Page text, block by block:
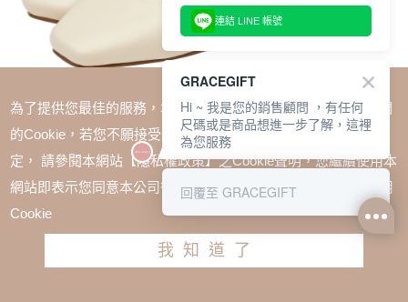
復古女孩小方頭簍空蝴蝶結瑪莉珍跟鞋 米白
為了提供您最佳的服務，本網站會在您的電腦中放置並取用我們
的Cookie，若您不願接受Cookie時應如何變更電腦的Cookie設
定， 請參閱本網站【隱私權政策】之Cookie聲明，您繼續使用本
網站即表示您同意本公司得按本網站使用條款之Cookie聲明使用
Cookie
我知道了
連結 LINE 帳號
GRACEGIFT
Hi ~ 我是您的銷售顧問 ，有任何
尺碼或是商品想進一步了解，這裡
為您服務
回覆至 GRACEGIFT